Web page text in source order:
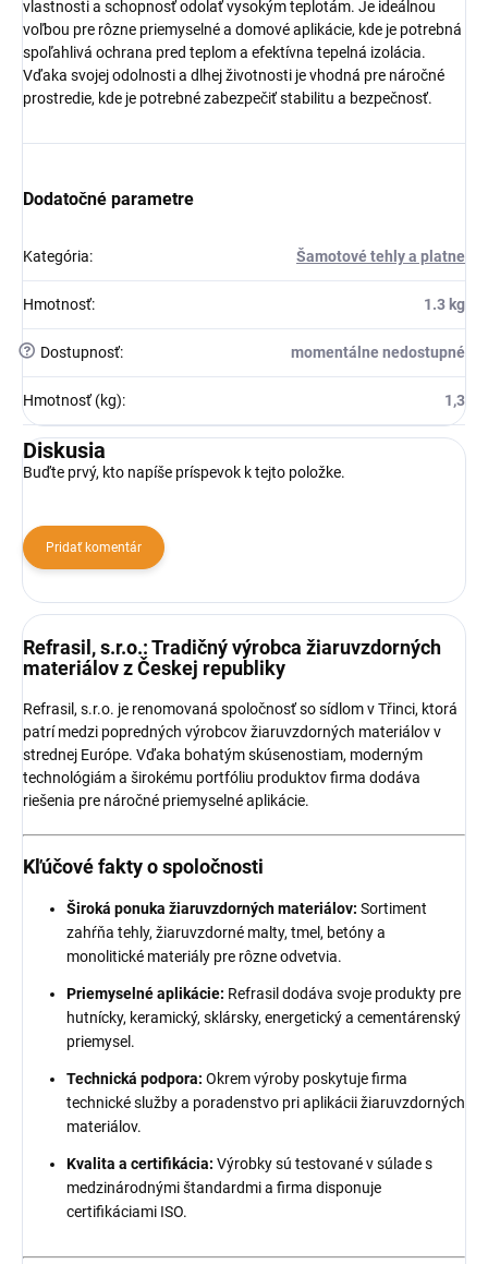
vlastnosti a schopnosť odolať vysokým teplotám. Je ideálnou
voľbou pre rôzne priemyselné a domové aplikácie, kde je potrebná
spoľahlivá ochrana pred teplom a efektívna tepelná izolácia.
Vďaka svojej odolnosti a dlhej životnosti je vhodná pre náročné
prostredie, kde je potrebné zabezpečiť stabilitu a bezpečnosť.
Dodatočné parametre
Kategória: Šamotové tehly a platne
Hmotnosť: 1.3 kg
? Dostupnosť: momentálne nedostupné
Hmotnosť (kg): 1,3
Diskusia
Buďte prvý, kto napíše príspevok k tejto položke.
Pridať komentár
Refrasil, s.r.o.: Tradičný výrobca žiaruvzdorných
materiálov z Českej republiky
Refrasil, s.r.o. je renomovaná spoločnosť so sídlom v Třinci, ktorá
patrí medzi popredných výrobcov žiaruvzdorných materiálov v
strednej Európe. Vďaka bohatým skúsenostiam, moderným
technológiám a širokému portfóliu produktov firma dodáva
riešenia pre náročné priemyselné aplikácie.
Kľúčové fakty o spoločnosti
Široká ponuka žiaruvzdorných materiálov: Sortiment
zahŕňa tehly, žiaruvzdorné malty, tmel, betóny a
monolitické materiály pre rôzne odvetvia.
Priemyselné aplikácie: Refrasil dodáva svoje produkty pre
hutnícky, keramický, sklársky, energetický a cementárenský
priemysel.
Technická podpora: Okrem výroby poskytuje firma
technické služby a poradenstvo pri aplikácii žiaruvzdorných
materiálov.
Kvalita a certifikácia: Výrobky sú testované v súlade s
medzinárodnými štandardmi a firma disponuje
certifikáciami ISO.